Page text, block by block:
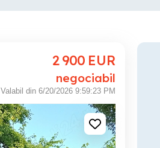
2 900 EUR
negociabil
Valabil din 6/20/2026 9:59:23 PM